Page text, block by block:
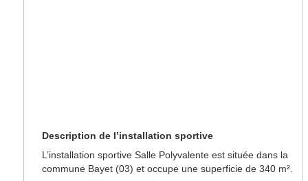
Description de l’installation sportive
L’installation sportive Salle Polyvalente est située dans la
commune Bayet (03) et occupe une superficie de 340 m².